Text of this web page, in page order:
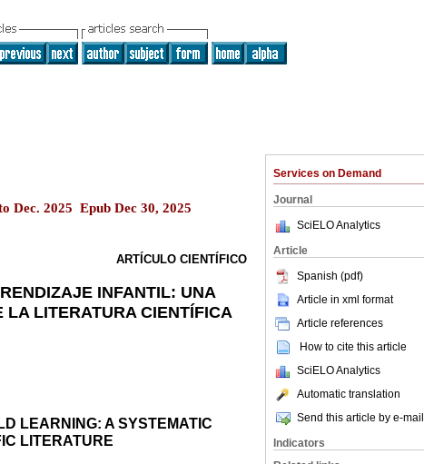
Services on Demand
Journal
SciELO Analytics
Article
Spanish (pdf)
Article in xml format
Article references
How to cite this article
SciELO Analytics
Automatic translation
Send this article by e-mail
Indicators
Dec. 2025 Epub Dec 30, 2025
ARTÍCULO CIENTÍFICO
INFANTIL: UNA
LA LITERATURA CIENTÍFICA
LEARNING: A SYSTEMATIC
LITERATURE